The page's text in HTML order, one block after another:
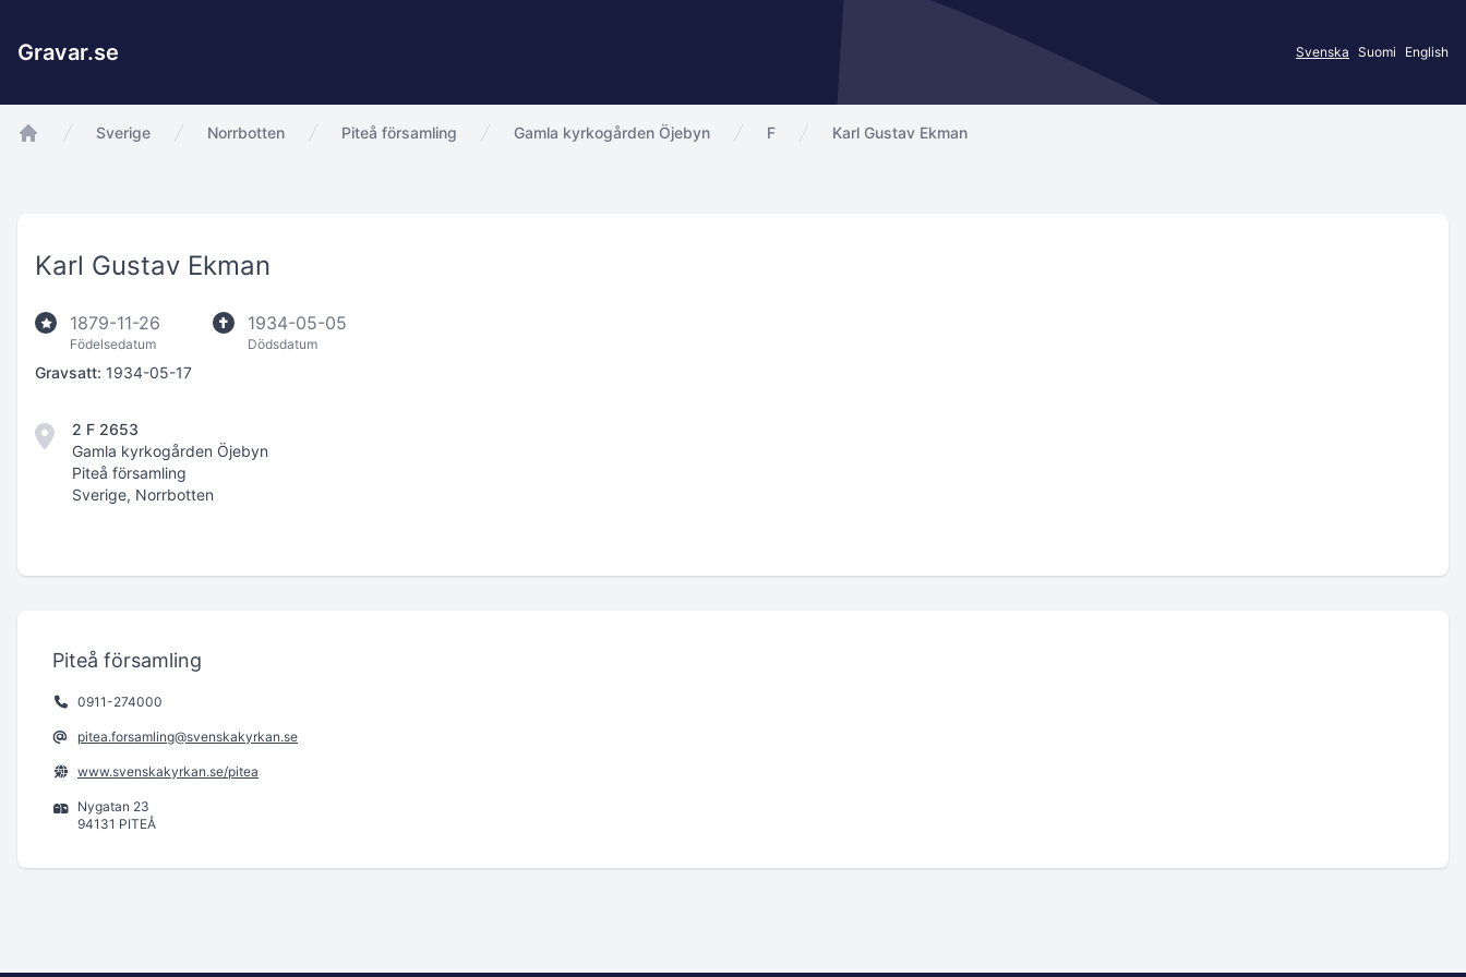
Gravar.se Svenska Suomi English
Sverige Norrbotten Piteå församling Gamla kyrkogården Öjebyn F Karl Gustav Ekman
Karl Gustav Ekman
1879-11-26
Födelsedatum
1934-05-05
Dödsdatum
Gravsatt: 1934-05-17
2 F 2653
Gamla kyrkogården Öjebyn
Piteå församling
Sverige, Norrbotten
Piteå församling
0911-274000
pitea.forsamling@svenskakyrkan.se
www.svenskakyrkan.se/pitea
Nygatan 23
94131 PITEÅ